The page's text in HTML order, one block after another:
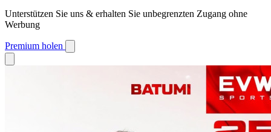
Unterstützen Sie uns & erhalten Sie unbegrenzten Zugang ohne
Werbung
Premium holen